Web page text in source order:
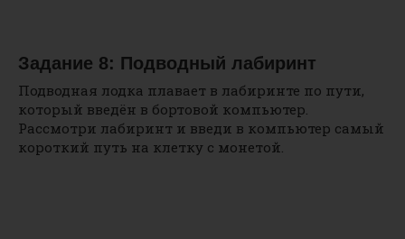
Задание 8: Подводный лабиринт
Подводная лодка плавает в лабиринте по пути,
который введён в бортовой компьютер.
Рассмотри лабиринт и введи в компьютер самый
короткий путь на клетку с монетой.